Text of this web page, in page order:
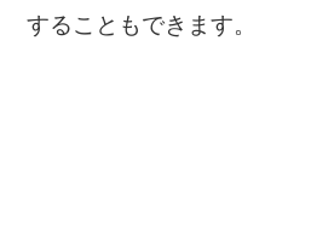
することもできます。